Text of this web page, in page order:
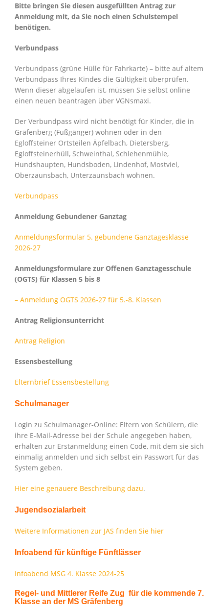
Bitte bringen Sie diesen ausgefüllten Antrag zur
Anmeldung mit, da Sie noch einen Schulstempel
benötigen.
Verbundpass
Verbundpass (grüne Hülle für Fahrkarte) – bitte auf altem
Verbundpass Ihres Kindes die Gültigkeit überprüfen.
Wenn dieser abgelaufen ist, müssen Sie selbst online
einen neuen beantragen über VGNsmaxi.
Der Verbundpass wird nicht benötigt für Kinder, die in
Gräfenberg (Fußgänger) wohnen oder in den
Egloffsteiner Ortsteilen Äpfelbach, Dietersberg,
Egloffsteinerhüll, Schweinthal, Schlehenmühle,
Hundshaupten, Hundsboden, Lindenhof, Mostviel,
Oberzaunsbach, Unterzaunsbach wohnen.
Verbundpass
Anmeldung Gebundener Ganztag
Anmeldungsformular 5. gebundene Ganztagesklasse
2026-27
Anmeldungsformulare zur Offenen Ganztagesschule
(OGTS) für Klassen 5 bis 8
– Anmeldung OGTS 2026-27 für 5.-8. Klassen
Antrag Religionsunterricht
Antrag Religion
Essensbestellung
Elternbrief Essensbestellung
Schulmanager
Login zu Schulmanager-Online: Eltern von Schülern, die
ihre E-Mail-Adresse bei der Schule angegeben haben,
erhalten zur Erstanmeldung einen Code, mit dem sie sich
einmalig anmelden und sich selbst ein Passwort für das
System geben.
Hier eine genauere Beschreibung dazu.
Jugendsozialarbeit
Weitere Informationen zur JAS finden Sie hier
Infoabend für künftige Fünftlässer
Infoabend MSG 4. Klasse 2024-25
Regel- und Mittlerer Reife Zug für die kommende 7.
Klasse an der MS Gräfenberg